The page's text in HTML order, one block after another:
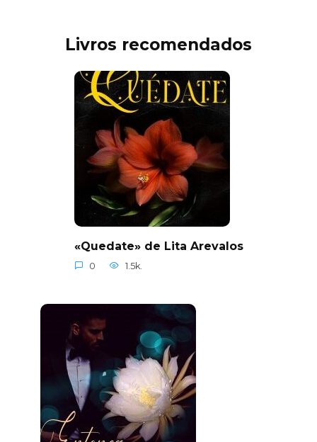
Livros recomendados
«Quedate» de Lita Arevalos
0 1.5k.